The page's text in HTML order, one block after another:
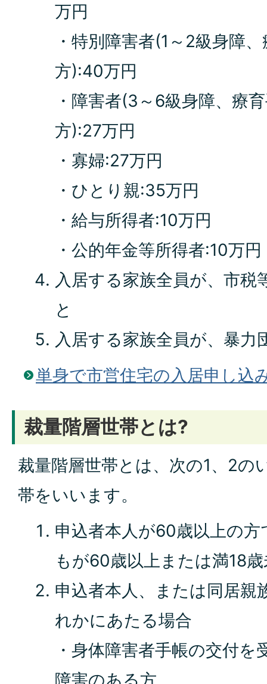
万円
・特別障害者(1～2級身障
方):40万円
・障害者(3～6級身障、療
方):27万円
・寡婦:27万円
・ひとり親:35万円
・給与所得者:10万円
・公的年金等所得者:10万円
入居する家族全員が、市
と
入居する家族全員が、暴力
単身で市営住宅の入居申し込
裁量階層世帯とは?
裁量階層世帯とは、次の1、2の
帯をいいます。
申込者本人が60歳以上の
もが60歳以上または満18
申込者本人、または同居親
れかにあたる場合
・身体障害者手帳の交付
障害のある方